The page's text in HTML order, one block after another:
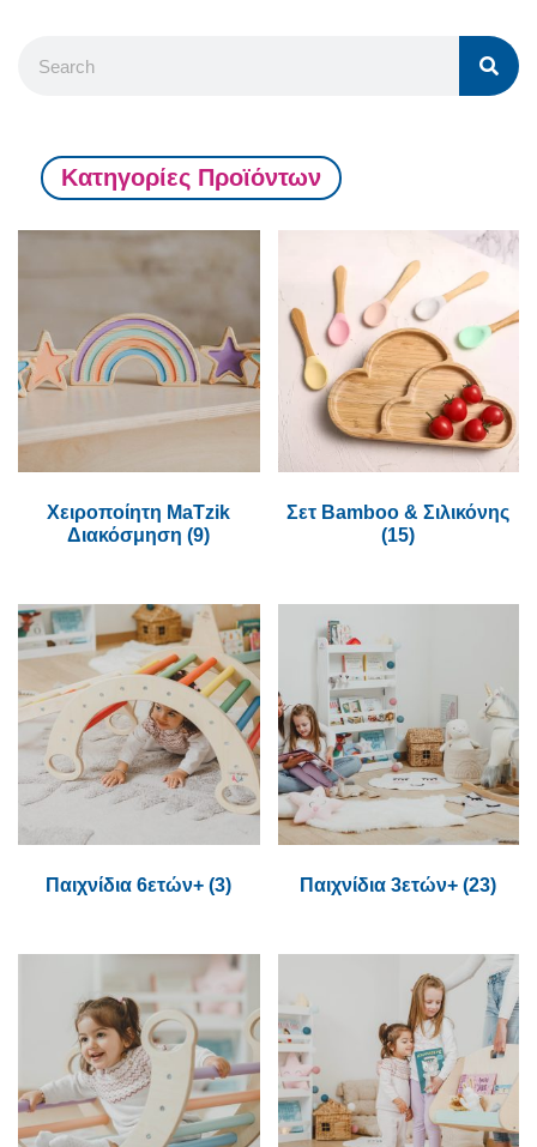
Κατηγορίες Προϊόντων
Χειροποίητη MaTzik
Διακόσμηση(9)
Σετ Bamboo & Σιλικόνης
(15)
Παιχνίδια 6ετών+(3) Παιχνίδια 3ετών+(23)